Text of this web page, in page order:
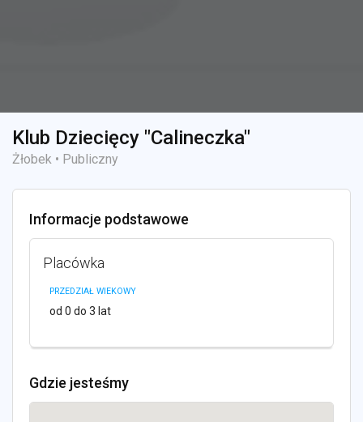
Klub Dziecięcy "Calineczka"
Żłobek • Publiczny
Informacje podstawowe
Placówka
PRZEDZIAŁ WIEKOWY
od 0 do 3 lat
Gdzie jesteśmy